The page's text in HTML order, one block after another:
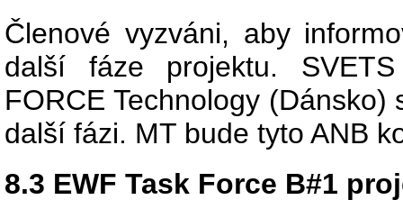
Členové vyzváni, aby
další fáze projektu.
FORCE Technology
další fázi. MT bude tyto ANB
8.3 EWF Task Force B#1